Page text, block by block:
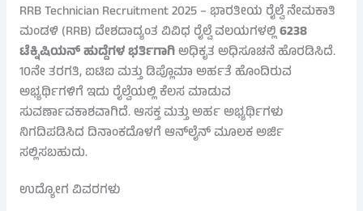
RRB Technician Recruitment 2025 – ಭಾರತೀಯ ರೈಲ್ವೆ ನೇಮಕಾತಿ
ಮಂಡಳಿ (RRB) ದೇಶದಾದ್ಯಂತ ವಿವಿಧ ರೈಲ್ವೆ ವಲಯಗಳಲ್ಲಿ6238
ಟೆಕ್ನಿಷಿಯನ್ ಹುದ್ದೆಗಳ ಭರ್ತಿಗಾಗಿಅಧಿಕೃತ ಅಧಿಸೂಚನೆ ಹೊರಡಿಸಿದೆ.
10ನೇ ತರಗತಿ, ಐಟಿಐ ಮತ್ತು ಡಿಪ್ಲೊಮಾ ಅರ್ಹತೆ ಹೊಂದಿರುವ
ಅಭ್ಯರ್ಥಿಗಳಿಗೆ ಇದು ರೈಲ್ವೆಯಲ್ಲಿ ಕೆಲಸ ಮಾಡುವ
ಸುವರ್ಣಾವಕಾಶವಾಗಿದೆ. ಆಸಕ್ತ ಮತ್ತು ಅರ್ಹ ಅಭ್ಯರ್ಥಿಗಳು
ನಿಗದಿಪಡಿಸಿದ ದಿನಾಂಕದೊಳಗೆ ಆನ್‌ಲೈನ್ ಮೂಲಕ ಅರ್ಜಿ
ಸಲ್ಲಿಸಬಹುದು.
ಉದ್ಯೋಗ ವಿವರಗಳು